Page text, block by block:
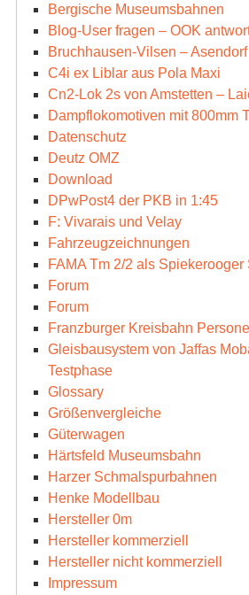
Bergische Museumsbahnen
Blog-User fragen – OOK
Bruchhausen-Vilsen – Asendorf
C4i ex Liblar aus Pola Maxi
Cn2-Lok 2s von Amstetten –
Dampflokomotiven mit 800mm
Datenschutz
Deutz OMZ
Download
DPwPost4 der PKB in 1:45
F: Vivarais und Velay
Fahrzeugzeichnungen
FAMA Tm 2/2 als Spiekerooger
Forum
Forum
Franzburger Kreisbahn
Gleisbausystem von Jaffas
Testphase
Glossary
Größenvergleiche
Güterwagen
Härtsfeld Museumsbahn
Harzer Schmalspurbahnen
Henke Modellbau
Hersteller 0m
Hersteller kommerziell
Hersteller nicht kommerziell
Impressum